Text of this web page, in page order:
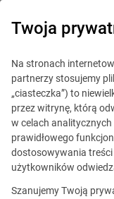
Twoja
Na stronach
partnerzy stosujemy
„ciasteczka”) to
przez witrynę, którą
w celach
prawidłowego
dostosowywania
użytkowników
Szanujemy Twoją